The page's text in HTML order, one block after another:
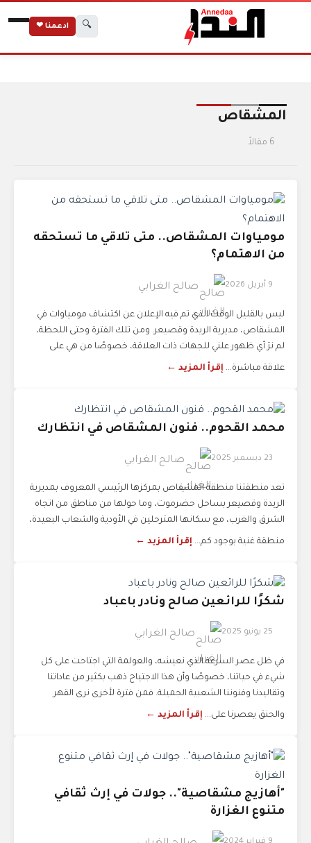
🔍 ادعمنا ❤
المشقاص
6 مقالاً
مومياوات المشقاص.. متى تلاقي ما تستحقه
من الاهتمام؟
9 أبريل 2026 صالح الغرابي
ليس بالقليل الوقت الذي تم فيه الإعلان عن اكتشاف مومياوات في
المشقاص، مديرية الريدة وقصيعر. ومن تلك الفترة وحتى اللحظة،
لم نرَ أي ظهور علني للجهات ذات العلاقة، خصوصًا من هي على
علاقة مباشرة... إقرأ المزيد ←
محمد القحوم.. فنون المشقاص في انتظارك
23 ديسمبر 2025 صالح الغرابي
تعد منطقتنا منطقة المشقاص بمركزها الرئيسي المعروف بمديرية
الريدة وقصيعر بساحل حضرموت، وما حولها من مناطق من اتجاه
الشرق والغرب، مع سكانها المترحلين في الأودية والشعاب البعيدة،
منطقة غنية بوجود كم... إقرأ المزيد ←
شكرًا للرائعين صالح ونادر باعباد
25 يونيو 2025 صالح الغرابي
في ظل عصر السرعة الذي نعيشه، والعولمة التي اجتاحت على كل
شيء في حياتنا، خصوصًا وأن هذا الاجتياح ذهب بكثير من عاداتنا
وتقاليدنا وفنوننا الشعبية الجميلة. فمن فترة لأخرى نرى القهر
والحنق يعصرنا على... إقرأ المزيد ←
"أهازيج مشقاصية".. جولات في إرث ثقافي
متنوع الغزارة